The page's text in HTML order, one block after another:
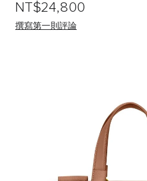
NT$24,800
撰寫第一則評論